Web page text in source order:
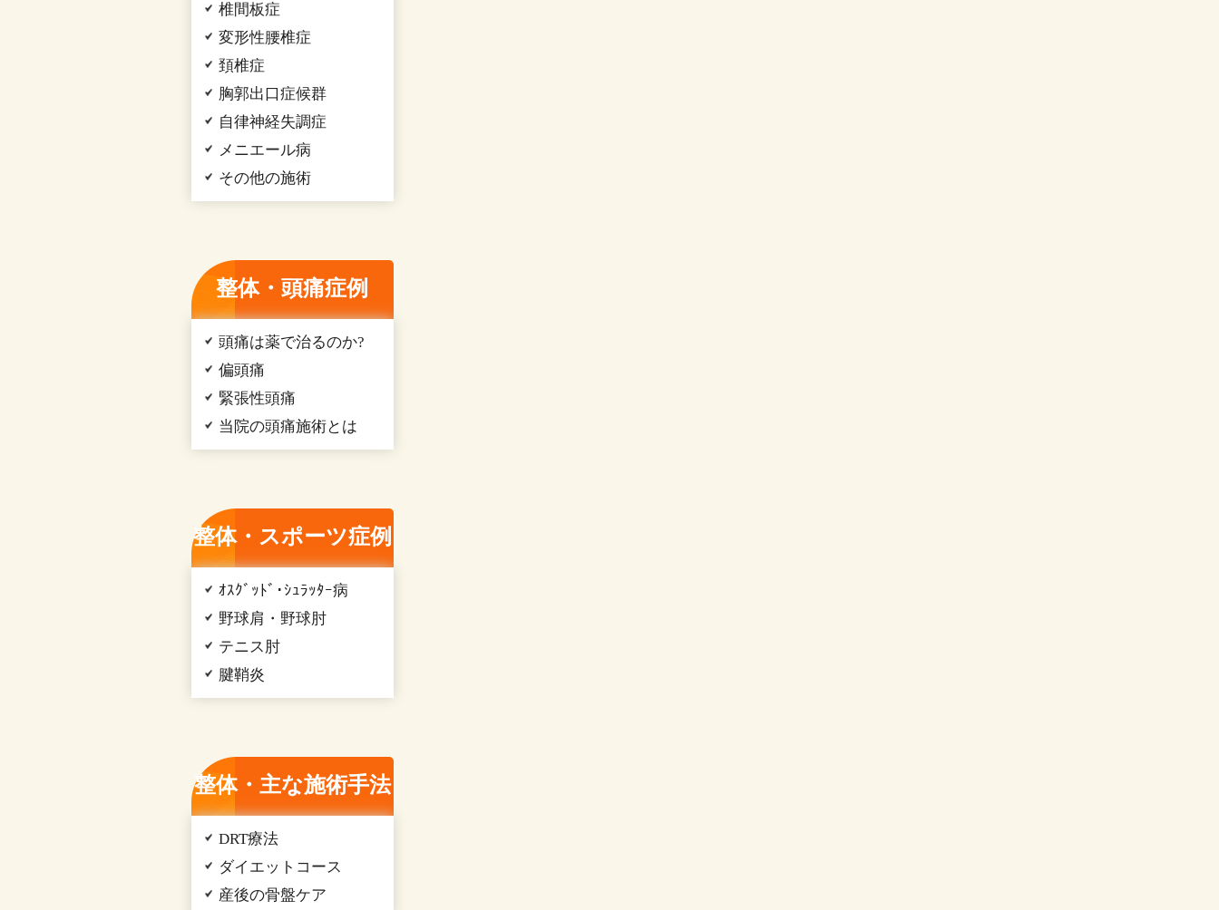
椎間板症
変形性腰椎症
頚椎症
胸郭出口症候群
自律神経失調症
メニエール病
その他の施術
整体・頭痛症例
頭痛は薬で治るのか?
偏頭痛
緊張性頭痛
当院の頭痛施術とは
整体・スポーツ症例
ｵｽｸﾞｯﾄﾞ･ｼｭﾗｯﾀｰ病
野球肩・野球肘
テニス肘
腱鞘炎
整体・主な施術手法
DRT療法
ダイエットコース
産後の骨盤ケア